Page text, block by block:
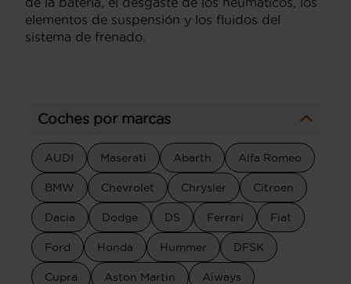
elementos de suspensión y los fluidos del
sistema de frenado.
Coches por marcas
AUDI Maserati Abarth Alfa Romeo
BMW Chevrolet Chrysler Citroen
Dacia Dodge DS Ferrari Fiat
Ford Honda Hummer DFSK
Cupra Aston Martin Aiways